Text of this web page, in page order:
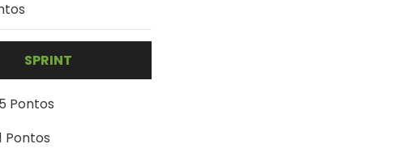
SPRINT
Pontos
Pontos